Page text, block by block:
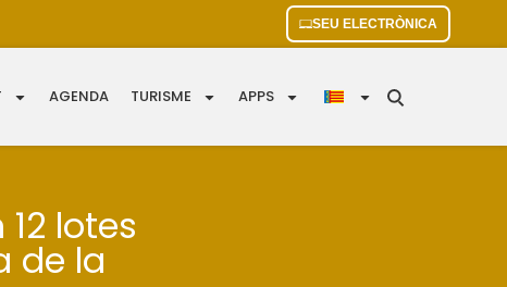
SEU ELECTRÒNICA
AGENDA TURISME APPS
lotes
de la